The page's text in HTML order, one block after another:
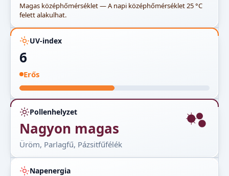
Magas középhőmérséklet — A napi középhőmérséklet 25 °C
felett alakulhat.
UV-index
6
Erős
Pollenhelyzet
Nagyon magas
Üröm, Parlagfű, Pázsitfűfélék
Napenergia